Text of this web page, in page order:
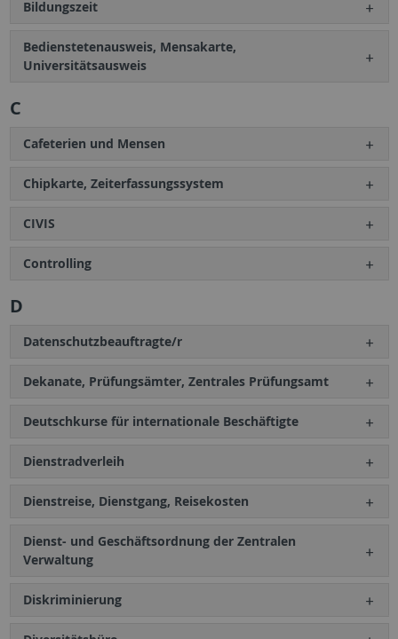
Bildungszeit
Bedienstetenausweis, Mensakarte,
Universitätsausweis
C
Cafeterien und Mensen
Chipkarte, Zeiterfassungssystem
CIVIS
Controlling
D
Datenschutzbeauftragte/r
Dekanate, Prüfungsämter, Zentrales Prüfungsamt
Deutschkurse für internationale Beschäftigte
Dienstradverleih
Dienstreise, Dienstgang, Reisekosten
Dienst- und Geschäftsordnung der Zentralen
Verwaltung
Diskriminierung